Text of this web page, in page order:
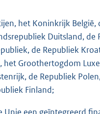
het Koninkrijk België,
Duitsland, de
de Republiek
het Groothertogdom
de Republiek
Finland;